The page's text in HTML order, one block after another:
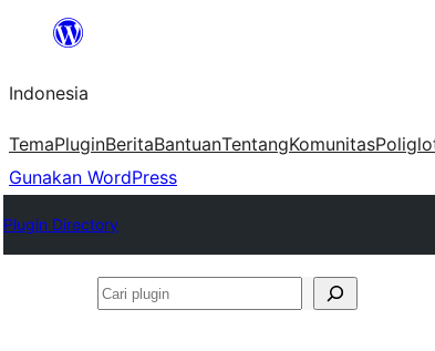
Lewati
konten
Indonesia
TemaPluginBeritaBantuanTentangKomunitas
Gunakan WordPress
Plugin Directory
Cari